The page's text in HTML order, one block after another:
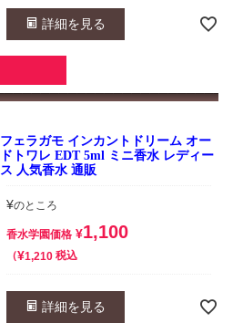
詳細を見る
フェラガモ インカントドリーム オー
ドトワレ EDT 5ml ミニ香水 レディー
ス 人気香水 通販
¥のところ
香水学園価格 ¥1,100
¥1,210 税込
詳細を見る